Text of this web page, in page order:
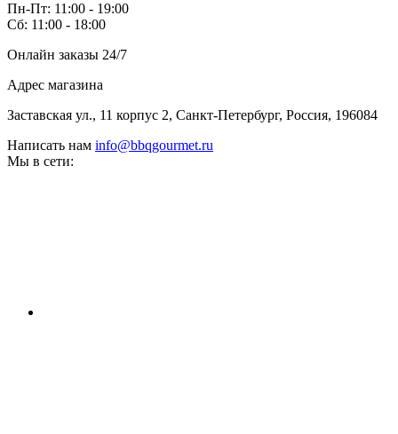
Пн-Пт: 11:00 - 19:00
Сб: 11:00 - 18:00
Онлайн заказы 24/7
Адрес магазина
Заставская ул., 11 корпус 2, Санкт-Петербург, Россия, 196084
Написать нам info@bbqgourmet.ru
Мы в сети: